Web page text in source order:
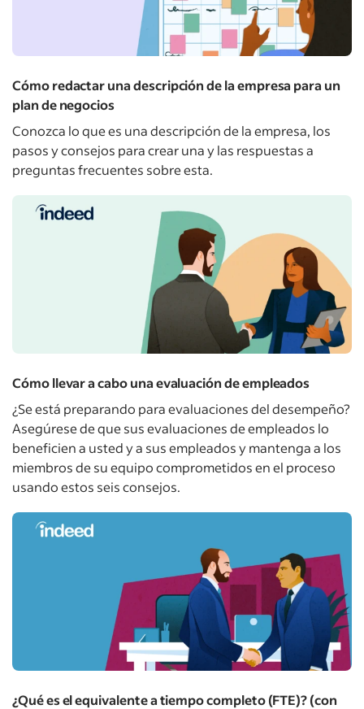
Cómo redactar una descripción de la empresa para un
plan de negocios
Conozca lo que es una descripción de la empresa, los
pasos y consejos para crear una y las respuestas a
preguntas frecuentes sobre esta.
Cómo llevar a cabo una evaluación de empleados
¿Se está preparando para evaluaciones del desempeño?
Asegúrese de que sus evaluaciones de empleados lo
beneficien a usted y a sus empleados y mantenga a los
miembros de su equipo comprometidos en el proceso
usando estos seis consejos.
¿Qué es el equivalente a tiempo completo (FTE)? (con